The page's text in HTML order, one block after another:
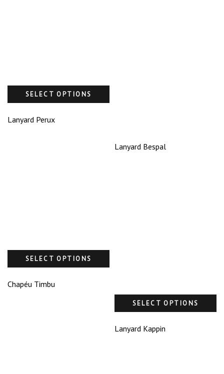
SELECT OPTIONS
Lanyard Perux
Lanyard Bespal
SELECT OPTIONS
Chapéu Timbu
SELECT OPTIONS
Lanyard Kappin